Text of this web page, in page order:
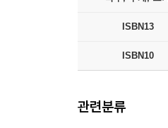
ISBN13
ISBN10
관련분류